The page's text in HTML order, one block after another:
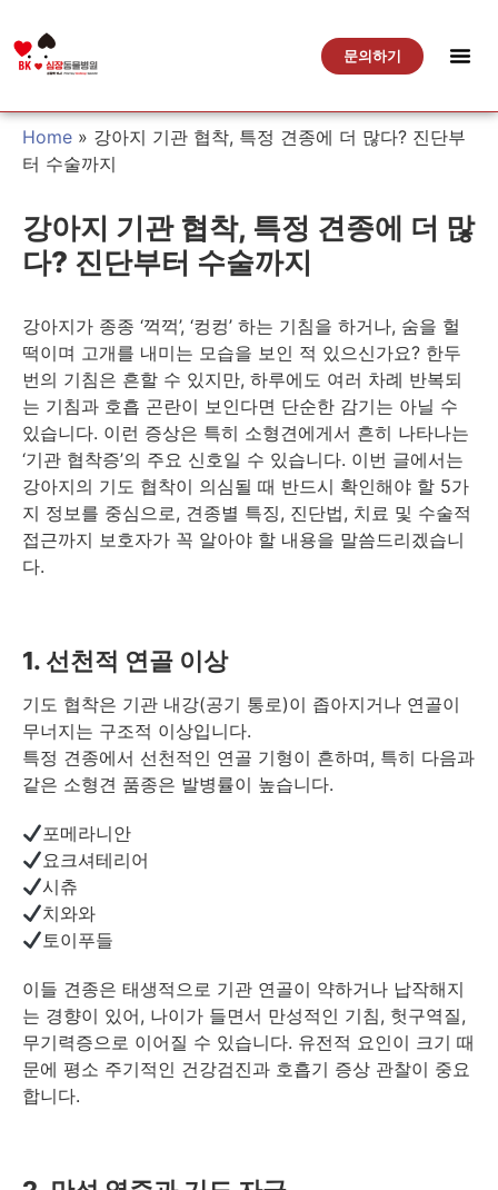
문의하기
Home » 강아지 기관 협착, 특정 견종에 더 많다? 진단부
터 수술까지
강아지 기관 협착, 특정 견종에 더 많
다? 진단부터 수술까지
강아지가 종종 ‘꺽꺽’, ‘컹컹’ 하는 기침을 하거나, 숨을 헐
떡이며 고개를 내미는 모습을 보인 적 있으신가요? 한두
번의 기침은 흔할 수 있지만, 하루에도 여러 차례 반복되
는 기침과 호흡 곤란이 보인다면 단순한 감기는 아닐 수
있습니다. 이런 증상은 특히 소형견에게서 흔히 나타나는
‘기관 협착증’의 주요 신호일 수 있습니다. 이번 글에서는
강아지의 기도 협착이 의심될 때 반드시 확인해야 할 5가
지 정보를 중심으로, 견종별 특징, 진단법, 치료 및 수술적
접근까지 보호자가 꼭 알아야 할 내용을 말씀드리겠습니
다.
1. 선천적 연골 이상
기도 협착은 기관 내강(공기 통로)이 좁아지거나 연골이
무너지는 구조적 이상입니다.
특정 견종에서 선천적인 연골 기형이 흔하며, 특히 다음과
같은 소형견 품종은 발병률이 높습니다.
포메라니안
요크셔테리어
시츄
치와와
토이푸들
이들 견종은 태생적으로 기관 연골이 약하거나 납작해지
는 경향이 있어, 나이가 들면서 만성적인 기침, 헛구역질,
무기력증으로 이어질 수 있습니다. 유전적 요인이 크기 때
문에 평소 주기적인 건강검진과 호흡기 증상 관찰이 중요
합니다.